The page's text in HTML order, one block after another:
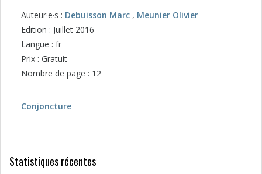
Auteur·e·s : Debuisson Marc , Meunier Olivier
Edition : Juillet 2016
Langue : fr
Prix : Gratuit
Nombre de page : 12
Conjoncture
Statistiques récentes